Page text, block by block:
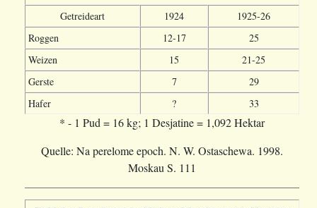
Getreideart 1924
1925-26
Roggen
12-17
25
Weizen
15
21-25
Gerste
7
29
Hafer
? 33
* - 1 Pud = 16 kg; 1 Desjatine = 1,092 Hektar
Quelle: Na perelome epoch. N. W. Ostaschewa. 1998.
Moskau S. 111